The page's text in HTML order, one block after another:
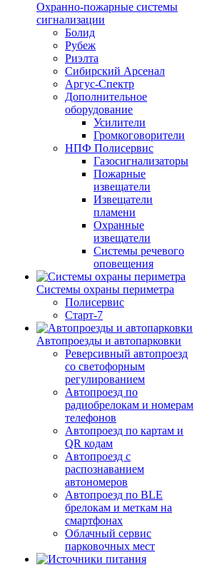
Охранно-пожарные системы
сигнализации
Болид
Рубеж
Риэлта
Сибирский Арсенал
Аргус-Спектр
Дополнительное
оборудование
Усилители
Громкоговорители
НПФ Полисервис
Газосигнализаторы
Пожарные
извещатели
Извещатели
пламени
Охранные
извещатели
Системы речевого
оповещения
Системы охраны периметра
Полисервис
Старт-7
Автопроезды и автопарковки
Реверсивный автопроезд
со светофорным
регулированием
Автопроезд по
радиобрелокам и номерам
телефонов
Автопроезд по картам и
QR кодам
Автопроезд с
распознаванием
автономеров
Автопроезд по BLE
брелокам и меткам на
смартфонах
Облачный сервис
парковочных мест